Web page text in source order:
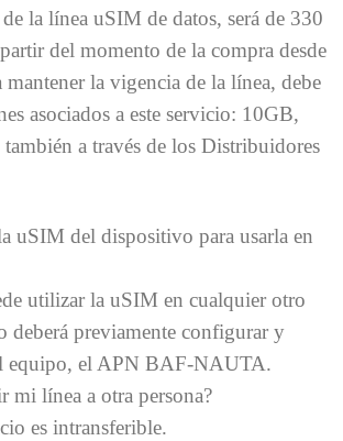
la línea uSIM de datos, será de 330
del momento de la compra desde
la vigencia de la línea, debe
asociados a este servicio: 10GB,
a través de los Distribuidores
uSIM del dispositivo para usarla en
utilizar la uSIM en cualquier otro
deberá previamente configurar y
equipo, el APN BAF-NAUTA.
mi línea a otra persona?
es intransferible.